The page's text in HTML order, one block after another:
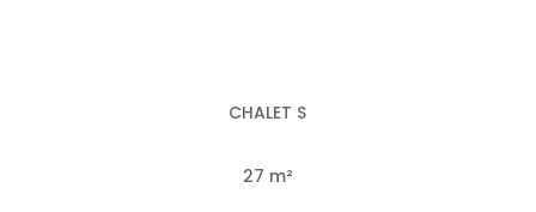
CHALET S
27 m²